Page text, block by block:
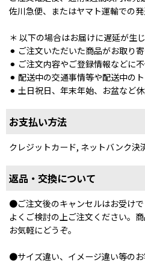
佐川急便、またはヤマト運輸での発
＊ 以下の場合はお届けに遅延が生
⚫︎ ご注文いただいた商品がお取り
⚫︎ ご注文内容やご登録情報などに
⚫︎ 配送中の交通事情等や配送中の
⚫︎ 土日祝日、年末年始、お盆など
お支払い方法
クレジットカード, ネットバンク決
返品・交換について
●ご注文後のキャンセルはお受けで
よくご検討の上ご注文ください。
お気軽にどうぞ。
●サイズ違い、イメージ違い等の